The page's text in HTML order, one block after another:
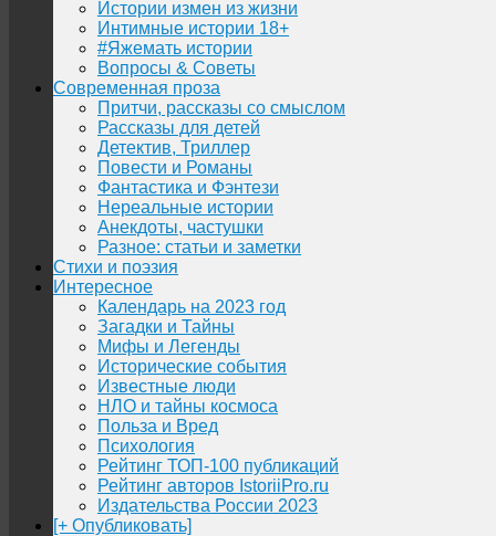
Истории измен из жизни
Интимные истории 18+
#Яжемать истории
Вопросы & Советы
Современная проза
Притчи, рассказы со смыслом
Рассказы для детей
Детектив, Триллер
Повести и Романы
Фантастика и Фэнтези
Нереальные истории
Анекдоты, частушки
Разное: статьи и заметки
Стихи и поэзия
Интересное
Календарь на 2023 год
Загадки и Тайны
Мифы и Легенды
Исторические события
Известные люди
НЛО и тайны космоса
Польза и Вред
Психология
Рейтинг ТОП-100 публикаций
Рейтинг авторов IstoriiPro.ru
Издательства России 2023
[+ Опубликовать]